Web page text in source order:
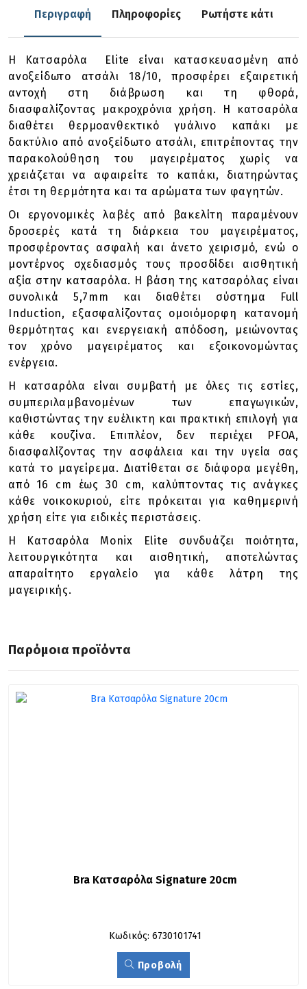
Περιγραφή Πληροφορίες Ρωτήστε κάτι
Η Κατσαρόλα Elite είναι κατασκευασμένη από
ανοξείδωτο ατσάλι 18/10, προσφέρει εξαιρετική
αντοχή στη διάβρωση και τη φθορά,
διασφαλίζοντας μακροχρόνια χρήση. Η κατσαρόλα
διαθέτει θερμοανθεκτικό γυάλινο καπάκι με
δακτύλιο από ανοξείδωτο ατσάλι, επιτρέποντας την
παρακολούθηση του μαγειρέματος χωρίς να
χρειάζεται να αφαιρείτε το καπάκι, διατηρώντας
έτσι τη θερμότητα και τα αρώματα των φαγητών.
Οι εργονομικές λαβές από βακελίτη παραμένουν
δροσερές κατά τη διάρκεια του μαγειρέματος,
προσφέροντας ασφαλή και άνετο χειρισμό, ενώ ο
μοντέρνος σχεδιασμός τους προσδίδει αισθητική
αξία στην κατσαρόλα. Η βάση της κατσαρόλας είναι
συνολικά 5,7mm και διαθέτει σύστημα Full
Induction, εξασφαλίζοντας ομοιόμορφη κατανομή
θερμότητας και ενεργειακή απόδοση, μειώνοντας
τον χρόνο μαγειρέματος και εξοικονομώντας
ενέργεια.
Η κατσαρόλα είναι συμβατή με όλες τις εστίες,
συμπεριλαμβανομένων των επαγωγικών,
καθιστώντας την ευέλικτη και πρακτική επιλογή για
κάθε κουζίνα. Επιπλέον, δεν περιέχει PFOA,
διασφαλίζοντας την ασφάλεια και την υγεία σας
κατά το μαγείρεμα. Διατίθεται σε διάφορα μεγέθη,
από 16 cm έως 30 cm, καλύπτοντας τις ανάγκες
κάθε νοικοκυριού, είτε πρόκειται για καθημερινή
χρήση είτε για ειδικές περιστάσεις.
Η Κατσαρόλα Monix Elite συνδυάζει ποιότητα,
λειτουργικότητα και αισθητική, αποτελώντας
απαραίτητο εργαλείο για κάθε λάτρη της
μαγειρικής.
Παρόμοια προϊόντα
Bra Κατσαρόλα Signature 20cm
Κωδικός: 6730101741
Προβολή